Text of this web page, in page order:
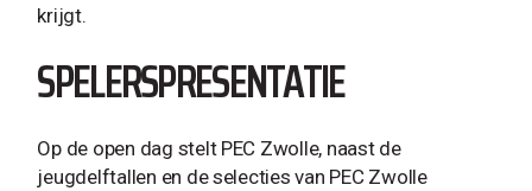
krijgt.
SPELERSPRESENTATIE
Op de open dag stelt PEC Zwolle, naast de
jeugdelftallen en de selecties van PEC Zwolle